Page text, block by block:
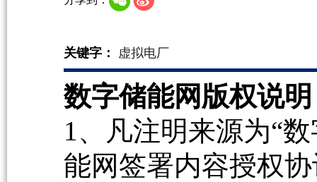
关键字： 虚拟电厂
数字储能网版权说
1、凡注明来源为“
能网签署内容授权